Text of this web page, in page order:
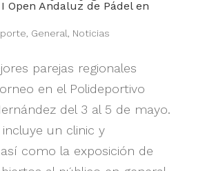
Open Andaluz de Pádel en
General Noticias
parejas regionales
en el Polideportivo
del 3 al 5 de mayo.
un clinic y
como la exposición de